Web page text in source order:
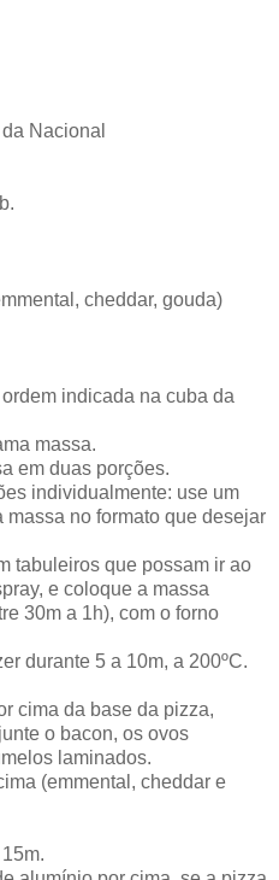
Nacional
cheddar, gouda)
indicada na cuba da
massa.
em duas porções.
individualmente: use um
no formato que desejar
tabuleiros que possam ir ao
e coloque a massa
30m a 1h), com o forno
durante 5 a 10m, a 200ºC.
cima da base da pizza,
o bacon, os ovos
laminados.
(emmental, cheddar e